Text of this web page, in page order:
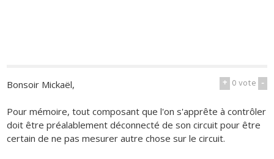
+ 0vote -
Bonsoir Mickaël,
Pour mémoire, tout composant que l'on s'apprête à contrôler
doit être préalablement déconnecté de son circuit pour être
certain de ne pas mesurer autre chose sur le circuit.